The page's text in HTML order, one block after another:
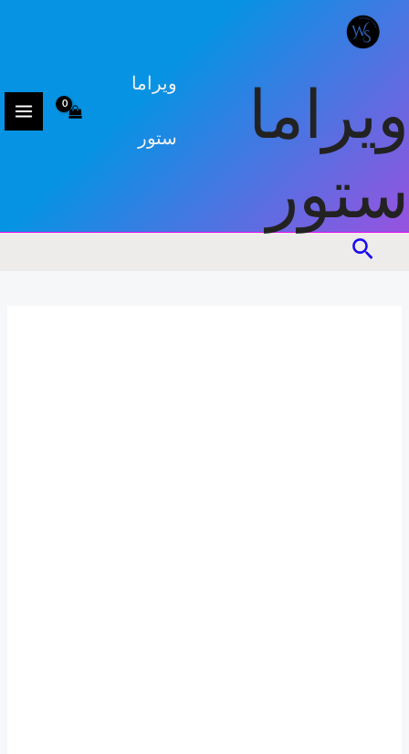
ويراما
ستور
ويراما
ستور
البحث
تخفيضات!
ابريق